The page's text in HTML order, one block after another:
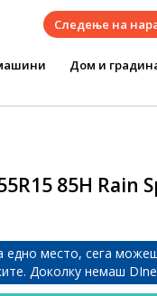
Следење на
Дом и
85H Rain
едно место, сега
Доколку немаш